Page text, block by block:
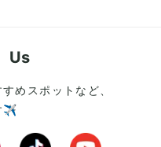
Us
めスポットなど、
✈️